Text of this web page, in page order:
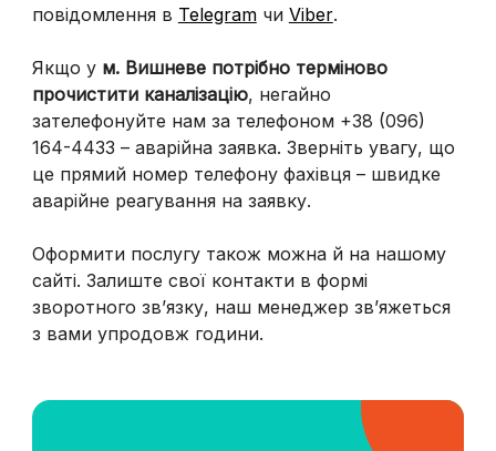
повідомлення в Telegramчи Viber.
Якщо у м. Вишневе потрібно терміново
прочистити каналізацію, негайно
зателефонуйте нам за телефоном +38 (096)
164-4433 – аварійна заявка. Зверніть увагу, що
це прямий номер телефону фахівця – швидке
аварійне реагування на заявку.
Оформити послугу також можна й на нашому
сайті. Залиште свої контакти в формі
зворотного зв’язку, наш менеджер зв’яжеться
з вами упродовж години.